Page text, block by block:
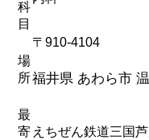
科
目
場
所
〒910-4104
福井県 あわら市
最
寄 えちぜん鉄道三国